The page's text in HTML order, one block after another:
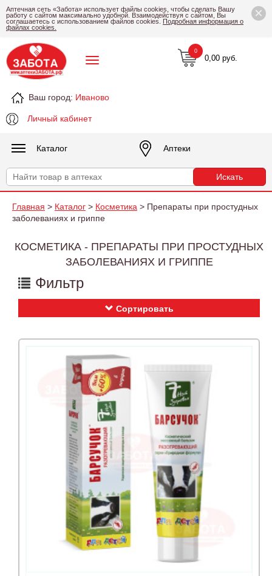
×
Аптечная сеть «Забота» использует файлы cookies, чтобы сделать Вашу
работу с сайтом максимально удобной. Взаимодействуя с сайтом, Вы
соглашаетесь с использованием файлов cookies. Подробная информация о
файлах cookies.
Ваш город: Иваново
Личный кабинет
0,00 руб.
0
Каталог Аптеки
Главная > Каталог > Косметика > Препараты при простудных
заболеваниях и гриппе
КОСМЕТИКА - ПРЕПАРАТЫ ПРИ ПРОСТУДНЫХ
ЗАБОЛЕВАНИЯХ И ГРИППЕ
Фильтр
Сортировать